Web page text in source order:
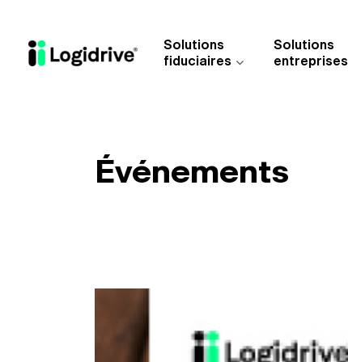
Solutions
fiduciaires
Solutions
entreprises
Événements